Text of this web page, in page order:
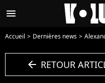
menu
Accueil Dernières news Alexandra
arrow_left RETOUR